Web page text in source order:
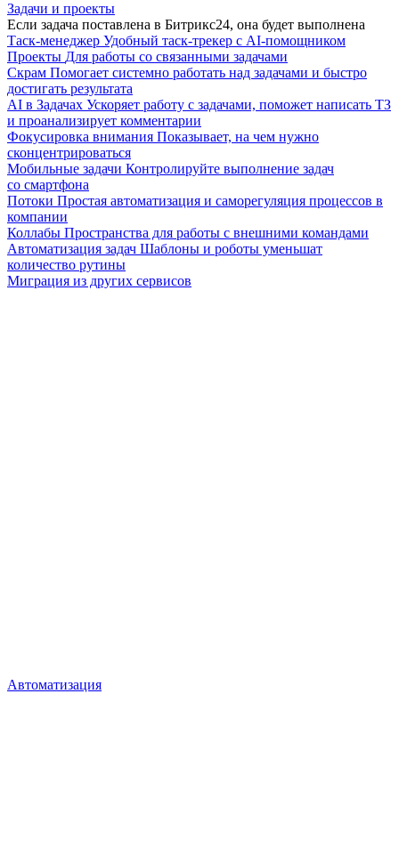
Задачи и проекты
Если задача поставлена в Битрикс24, она будет выполнена
Таск-менеджер Удобный таск-трекер с AI-помощником
Проекты Для работы со связанными задачами
Скрам Помогает системно работать над задачами и быстро
достигать результата
AI в Задачах Ускоряет работу с задачами, поможет написать ТЗ
и проанализирует комментарии
Фокусировка внимания Показывает, на чем нужно
сконцентрироваться
Мобильные задачи Контролируйте выполнение задач
со смартфона
Потоки Простая автоматизация и саморегуляция процессов в
компании
Коллабы Пространства для работы с внешними командами
Автоматизация задач Шаблоны и роботы уменьшат
количество рутины
Миграция из других сервисов
Автоматизация